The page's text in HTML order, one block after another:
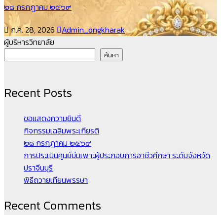
๒๘ กรกฎาคม ๒๕๖๙
ก.ค. 28, 2026
Admin_ongkharak
ผู้บริหารวิทยาลัย
ค้นหา
Recent Posts
ขอแสดงความยินดี
กิจกรรมเฉลิมพระเกียรติ
๒๘ กรกฎาคม ๒๕๖๙
การประเมินศูนย์บ่มเพาะผู้ประกอบการอาชีวศึกษา ระดับจังหวัด
ปราจีนบุรี
พิธีถวายเทียนพรรษา
Recent Comments